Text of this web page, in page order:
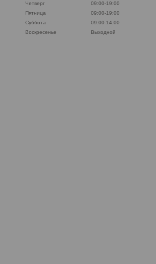
Четверг
09:00-19:00
Пятница
09:00-19:00
Суббота
09:00-14:00
Воскресенье
Выходной